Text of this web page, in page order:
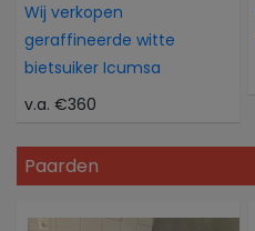
Wij verkopen
geraffineerde witte
bietsuiker Icumsa
v.a. €360
Paarden